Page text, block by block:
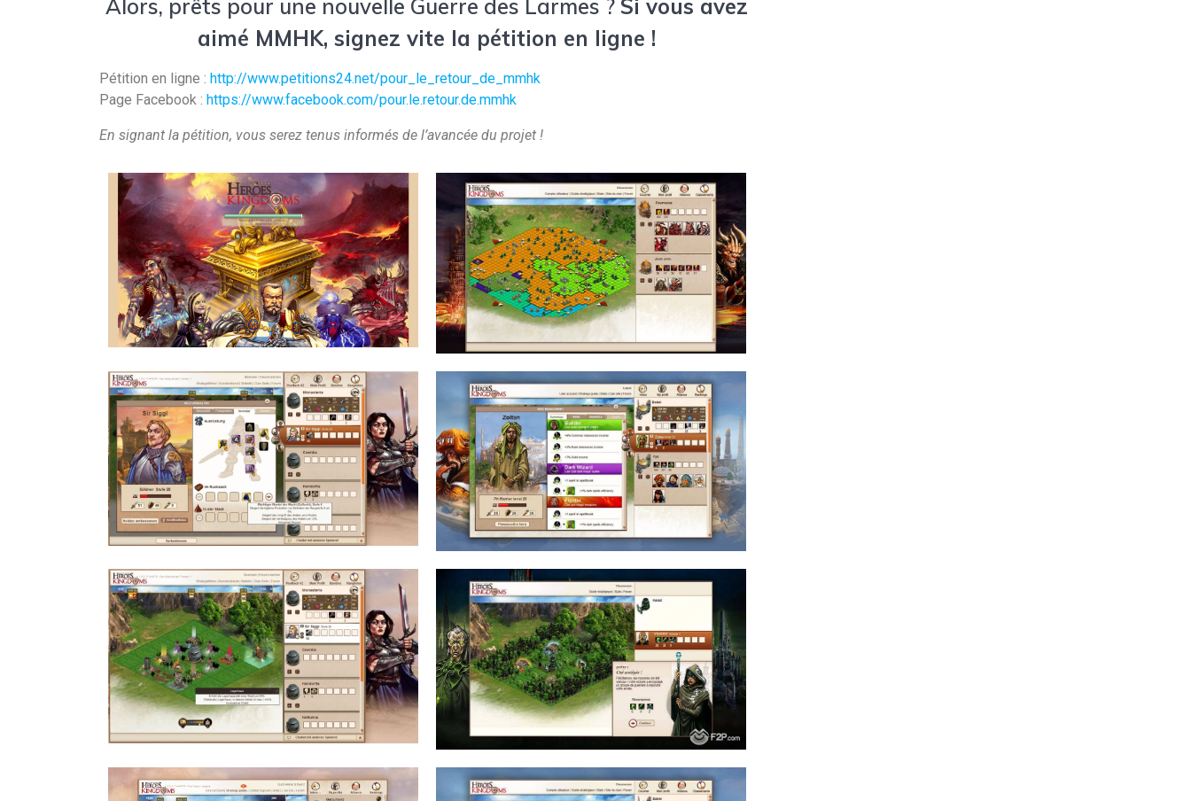
Alors, prêts pour une nouvelle Guerre des Larmes ?Si vous avez
aimé MMHK, signez vite la pétition en ligne!
Pétition en ligne : http://www.petitions24.net/pour_le_retour_de_mmhk
Page Facebook : https://www.facebook.com/pour.le.retour.de.mmhk
En signant la pétition, vous serez tenus informés de l’avancée du projet !